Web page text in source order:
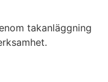
takanläggning